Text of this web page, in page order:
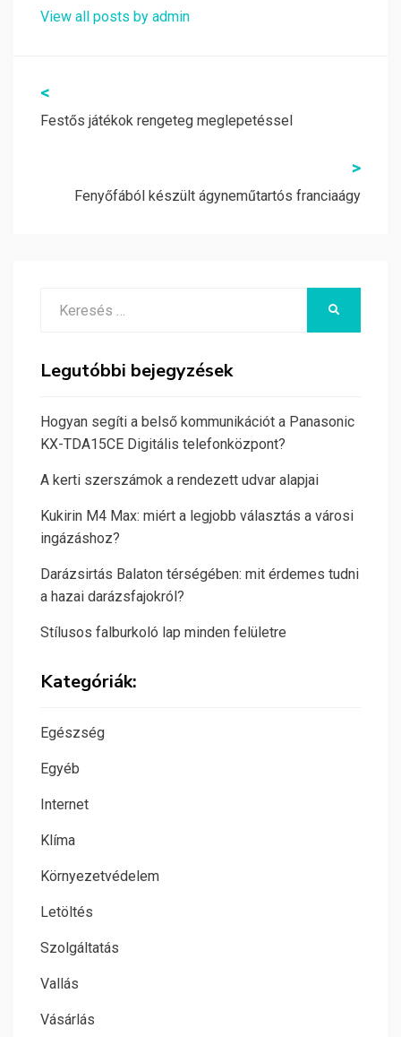
View all posts by admin
Bejegyzés
navigáció
<
Festős játékok rengeteg meglepetéssel
>
Fenyőfából készült ágyneműtartós franciaágy
Legutóbbi bejegyzések
Hogyan segíti a belső kommunikációt a Panasonic
KX-TDA15CE Digitális telefonközpont?
A kerti szerszámok a rendezett udvar alapjai
Kukirin M4 Max: miért a legjobb választás a városi
ingázáshoz?
Darázsirtás Balaton térségében: mit érdemes tudni
a hazai darázsfajokról?
Stílusos falburkoló lap minden felületre
Kategóriák:
Egészség
Egyéb
Internet
Klíma
Környezetvédelem
Letöltés
Szolgáltatás
Vallás
Vásárlás